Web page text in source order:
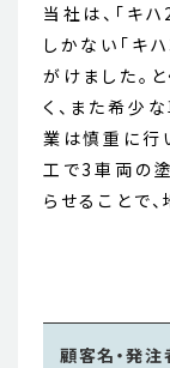
当社は、「キ
しかない「キ
がけました。
く、また希少
業は慎重に行
工で3車両の
らせることで
顧客名・発注